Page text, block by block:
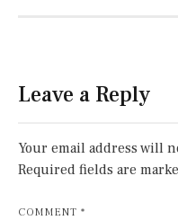
Leave a Reply
Your email address will
Required fields are
COMMENT *